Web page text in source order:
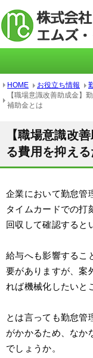
HOME お役立ち情報
【職場意識改善助成金】
補助金とは
【職場意識改
る費用を抑え
企業において勤怠管
タイムカードでの打
回収して確認すると
給与へも影響するこ
要がありますが、案
れば機械化したいと
とは言っても勤怠管
がかかるため、なか
でしょうか。